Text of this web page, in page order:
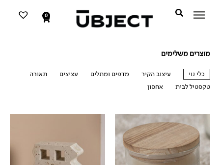
לתוכן
0
עגלת
קניות
מוצרים משלימים
כלי נוי עיצוב הקיר מדפים ומתלים עציצים
תאורה
טקסטיל לבית
אחסון כלי נוי